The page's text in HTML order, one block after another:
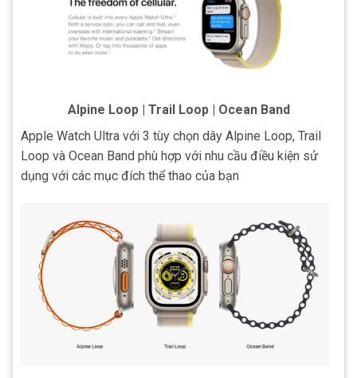
Alpine Loop | Trail Loop | Ocean Band
Apple Watch Ultra với 3 tùy chọn dây Alpine Loop, Trail
Loop và Ocean Band phù hợp với nhu cầu điều kiện sử
dụng với các mục đích thể thao của bạn